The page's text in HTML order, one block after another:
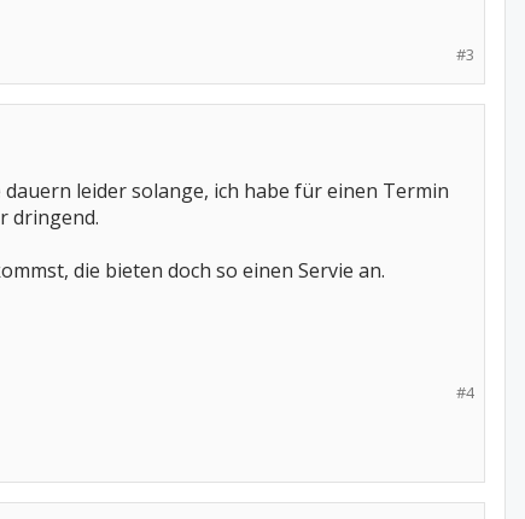
#3
leider solange, ich habe für einen Termin
dringend.
die bieten doch so einen Servie an.
#4